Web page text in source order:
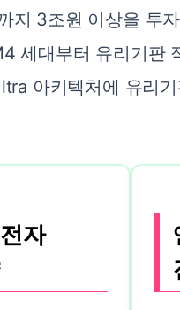
지 3조원 이상을 투
세대부터 유리기판
아키텍처에 유리
자